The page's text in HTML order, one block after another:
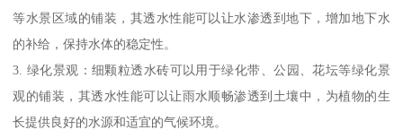
等水景区域的铺装，其透水性能可以让水渗透到地下，增加地下水
的补给，保持水体的稳定性。
3. 绿化景观：细颗粒透水砖可以用于绿化带、公园、花坛等绿化景
观的铺装，其透水性能可以让雨水顺畅渗透到土壤中，为植物的生
长提供良好的水源和适宜的气候环境。